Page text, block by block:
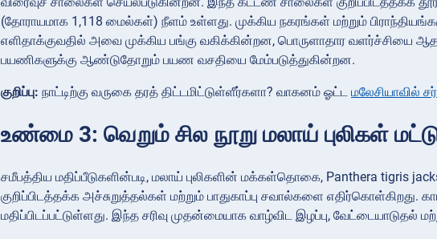
(தோராயமாக 1,118 மைல்கள்) நீளம் உள்ளது. முக்கிய நகரங்கள் மற்றும்
எளிதாக்குவதில் அவை முக்கிய பங்கு வகிக்கின்றன, பொருளாதார வளர்ச்சியை
பயணிகளுக்கு ஆண்டுதோறும் பயண வசதியை மேம்படுத்துகின்றன.
குறிப்பு: நாட்டிற்கு வருகை தரத் திட்டமிட்டுள்ளீர்களா? வாகனம் ஓட்ட மலேசியாவில்
உண்மை 3: வெறும் சில நூறு மலாய் புலிகள்
சமீபத்திய மதிப்பீடுகளின்படி, மலாய் புலிகளின் மக்கள்தொகை, Panthera tigris
குறிப்பிடத்தக்க அச்சுறுத்தல்கள் மற்றும் பாதுகாப்பு சவால்களை எதிர்கொள்கிறது.
மதிப்பிடப்பட்டுள்ளது. இந்த சரிவு முதன்மையாக வாழ்விட இழப்பு, வேட்டையாடுதல்